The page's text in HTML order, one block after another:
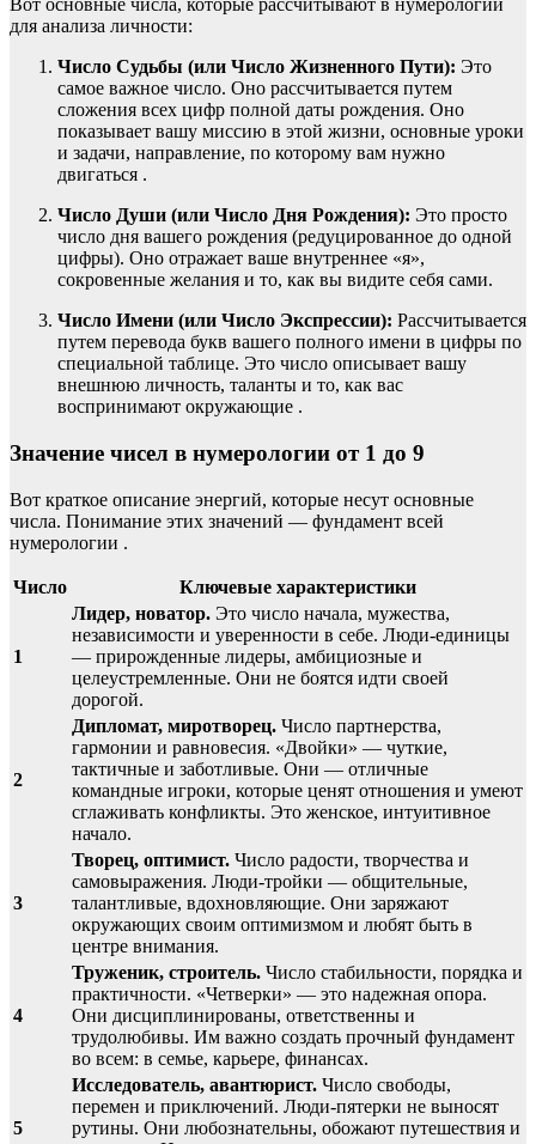
Вот основные числа, которые рассчитывают в нумерологии
для анализа личности:
Число Судьбы (или Число Жизненного Пути): Это
самое важное число. Оно рассчитывается путем
сложения всех цифр полной даты рождения. Оно
показывает вашу миссию в этой жизни, основные уроки
и задачи, направление, по которому вам нужно
двигаться .
Число Души (или Число Дня Рождения): Это просто
число дня вашего рождения (редуцированное до одной
цифры). Оно отражает ваше внутреннее «я»,
сокровенные желания и то, как вы видите себя сами.
Число Имени (или Число Экспрессии): Рассчитывается
путем перевода букв вашего полного имени в цифры по
специальной таблице. Это число описывает вашу
внешнюю личность, таланты и то, как вас
воспринимают окружающие .
Значение чисел в нумерологии от 1 до 9
Вот краткое описание энергий, которые несут основные
числа. Понимание этих значений — фундамент всей
нумерологии .
Число Ключевые характеристики
1
Лидер, новатор. Это число начала, мужества,
независимости и уверенности в себе. Люди-единицы
— прирожденные лидеры, амбициозные и
целеустремленные. Они не боятся идти своей
дорогой.
2
Дипломат, миротворец. Число партнерства,
гармонии и равновесия. «Двойки» — чуткие,
тактичные и заботливые. Они — отличные
командные игроки, которые ценят отношения и умеют
сглаживать конфликты. Это женское, интуитивное
начало.
3
Творец, оптимист. Число радости, творчества и
самовыражения. Люди-тройки — общительные,
талантливые, вдохновляющие. Они заряжают
окружающих своим оптимизмом и любят быть в
центре внимания.
4
Труженик, строитель. Число стабильности, порядка и
практичности. «Четверки» — это надежная опора.
Они дисциплинированы, ответственны и
трудолюбивы. Им важно создать прочный фундамент
во всем: в семье, карьере, финансах.
5
Исследователь, авантюрист. Число свободы,
перемен и приключений. Люди-пятерки не выносят
рутины. Они любознательны, обожают путешествия и